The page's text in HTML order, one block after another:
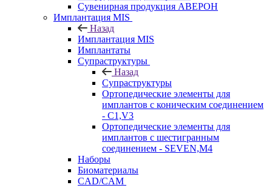
Сувенирная продукция АВЕРОН
Имплантация MIS
Назад
Имплантация MIS
Имплантаты
Супраструктуры
Назад
Супраструктуры
Ортопедические элементы для
имплантов с коническим соединением
- C1,V3
Ортопедические элементы для
имплантов с шестигранным
соединением - SEVEN,M4
Наборы
Биоматериалы
CAD/CAM